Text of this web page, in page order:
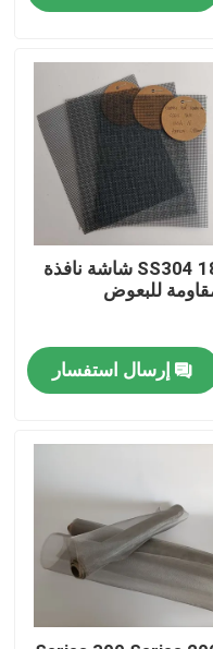
للصدأ
SS304 18 شاشة نافذة
للبعوض
إرسال استفسار